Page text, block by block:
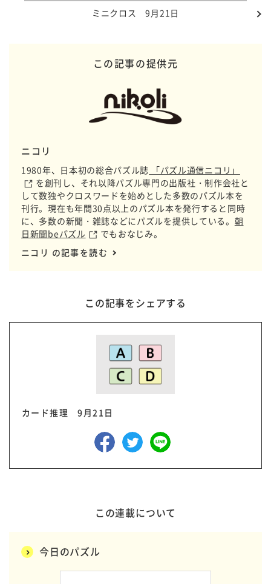
ミニクロス 9月21日
この記事の提供元
ニコリ
1980年、日本初の総合パズル誌 「パズル通信ニコリ」
を創刊し、それ以降パズル専門の出版社・制作会社と
して数独やクロスワードを始めとした多数のパズル本を
刊行。現在も年間30点以上のパズル本を発行すると同時
に、多数の新聞・雑誌などにパズルを提供している。 朝
日新聞beパズル
でもおなじみ。
ニコリ の記事を読む
この記事をシェアする
カード推理 9月21日
この連載について
今日のパズル